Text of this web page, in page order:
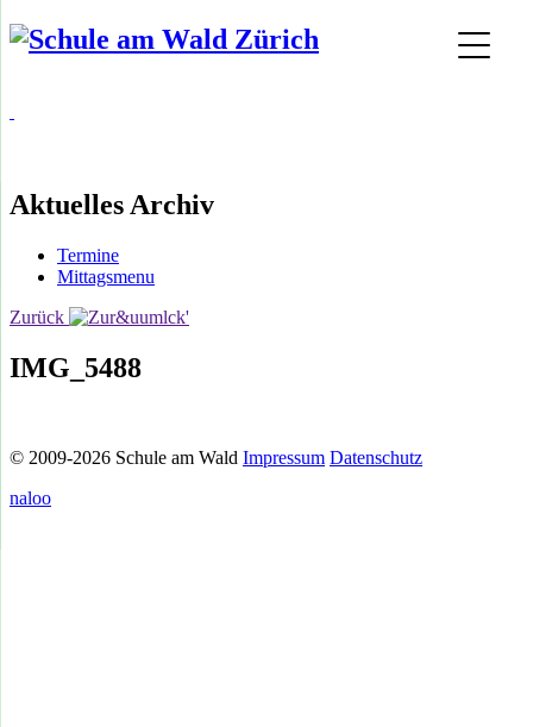
Aktuelles Archiv
Termine
Mittagsmenu
Zurück
IMG_5488
© 2009-2026 Schule am Wald Impressum Datenschutz
naloo